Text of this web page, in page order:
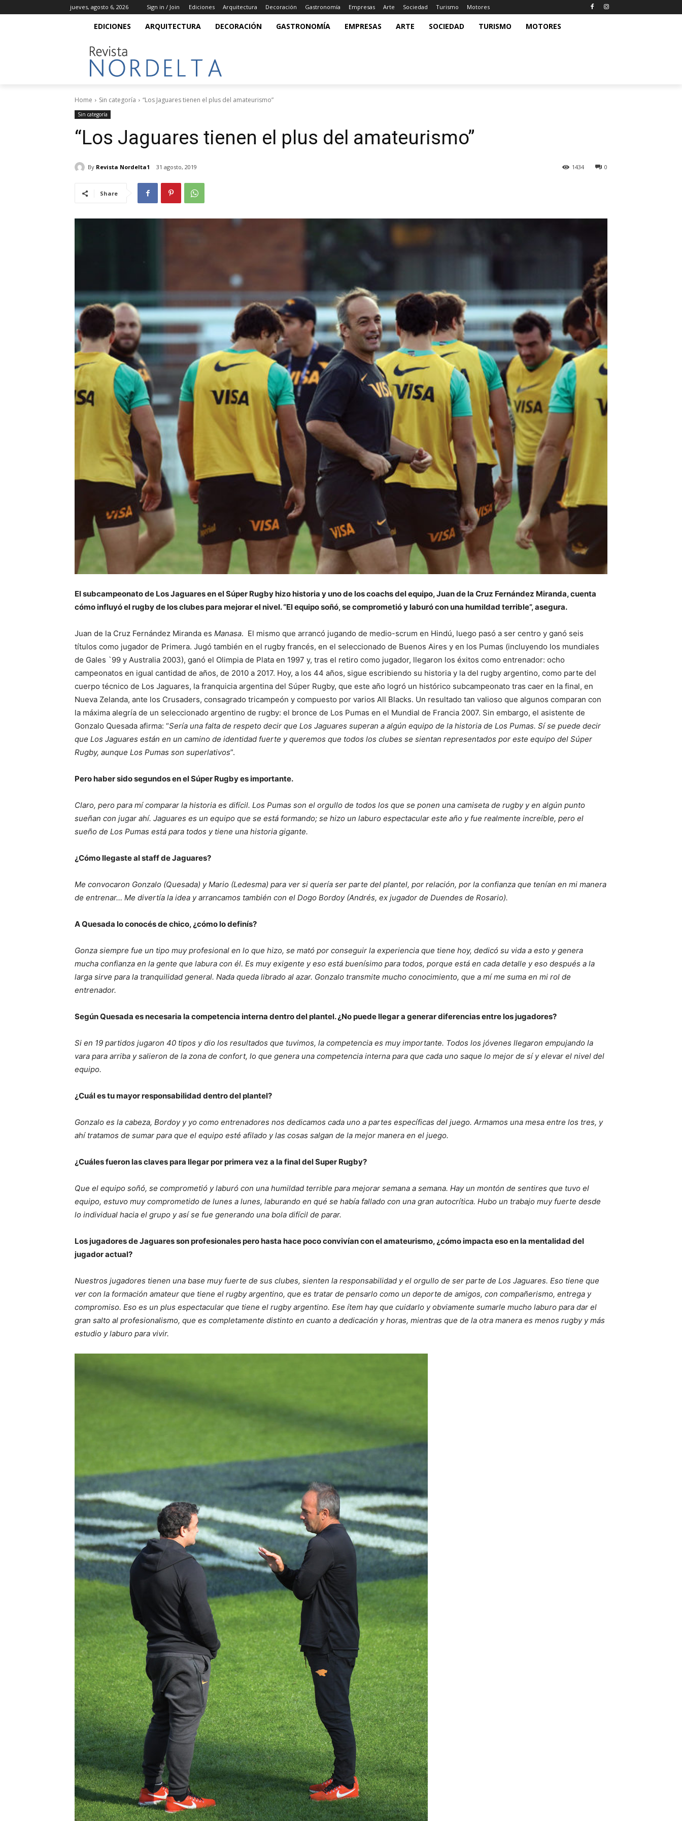
jueves, agosto 6, 2026 Sign in / Join Ediciones Arquitectura Decoración Gastronomía Empresas Arte Sociedad Turismo Motores
EDICIONES ARQUITECTURA DECORACIÓN GASTRONOMÍA EMPRESAS ARTE SOCIEDAD TURISMO MOTORES
Home Sin categoría “Los Jaguares tienen el plus del amateurismo”
Sin categoría
“Los Jaguares tienen el plus del amateurismo”
By Revista Nordelta1 31 agosto, 2019 0
1434
Share
El subcampeonato de Los Jaguares en el Súper Rugby hizo historia y uno de los coachs del equipo, Juan de la Cruz Fernández Miranda, cuenta
cómo influyó el rugby de los clubes para mejorar el nivel. “El equipo soñó, se comprometió y laburó con una humildad terrible”, asegura.
Juan de la Cruz Fernández Miranda es Manasa. El mismo que arrancó jugando de medio-scrum en Hindú, luego pasó a ser centro y ganó seis
títulos como jugador de Primera. Jugó también en el rugby francés, en el seleccionado de Buenos Aires y en los Pumas (incluyendo los mundiales
de Gales `99 y Australia 2003), ganó el Olimpia de Plata en 1997 y, tras el retiro como jugador, llegaron los éxitos como entrenador: ocho
campeonatos en igual cantidad de años, de 2010 a 2017. Hoy, a los 44 años, sigue escribiendo su historia y la del rugby argentino, como parte del
cuerpo técnico de Los Jaguares, la franquicia argentina del Súper Rugby, que este año logró un histórico subcampeonato tras caer en la final, en
Nueva Zelanda, ante los Crusaders, consagrado tricampeón y compuesto por varios All Blacks. Un resultado tan valioso que algunos comparan con
la máxima alegría de un seleccionado argentino de rugby: el bronce de Los Pumas en el Mundial de Francia 2007. Sin embargo, el asistente de
Gonzalo Quesada afirma: “Sería una falta de respeto decir que Los Jaguares superan a algún equipo de la historia de Los Pumas. Sí se puede decir
que Los Jaguares están en un camino de identidad fuerte y queremos que todos los clubes se sientan representados por este equipo del Súper
Rugby, aunque Los Pumas son superlativos”.
Pero haber sido segundos en el Súper Rugby es importante.
Claro, pero para mí comparar la historia es difícil. Los Pumas son el orgullo de todos los que se ponen una camiseta de rugby y en algún punto
sueñan con jugar ahí. Jaguares es un equipo que se está formando; se hizo un laburo espectacular este año y fue realmente increíble, pero el
sueño de Los Pumas está para todos y tiene una historia gigante.
¿Cómo llegaste al staff de Jaguares?
Me convocaron Gonzalo (Quesada) y Mario (Ledesma) para ver si quería ser parte del plantel, por relación, por la confianza que tenían en mi manera
de entrenar… Me divertía la idea y arrancamos también con el Dogo Bordoy (Andrés, ex jugador de Duendes de Rosario).
A Quesada lo conocés de chico, ¿cómo lo definís?
Gonza siempre fue un tipo muy profesional en lo que hizo, se mató por conseguir la experiencia que tiene hoy, dedicó su vida a esto y genera
mucha confianza en la gente que labura con él. Es muy exigente y eso está buenísimo para todos, porque está en cada detalle y eso después a la
larga sirve para la tranquilidad general. Nada queda librado al azar. Gonzalo transmite mucho conocimiento, que a mí me suma en mi rol de
entrenador.
Según Quesada es necesaria la competencia interna dentro del plantel. ¿No puede llegar a generar diferencias entre los jugadores?
Si en 19 partidos jugaron 40 tipos y dio los resultados que tuvimos, la competencia es muy importante. Todos los jóvenes llegaron empujando la
vara para arriba y salieron de la zona de confort, lo que genera una competencia interna para que cada uno saque lo mejor de sí y elevar el nivel del
equipo.
¿Cuál es tu mayor responsabilidad dentro del plantel?
Gonzalo es la cabeza, Bordoy y yo como entrenadores nos dedicamos cada uno a partes específicas del juego. Armamos una mesa entre los tres, y
ahí tratamos de sumar para que el equipo esté afilado y las cosas salgan de la mejor manera en el juego.
¿Cuáles fueron las claves para llegar por primera vez a la final del Super Rugby?
Que el equipo soñó, se comprometió y laburó con una humildad terrible para mejorar semana a semana. Hay un montón de sentires que tuvo el
equipo, estuvo muy comprometido de lunes a lunes, laburando en qué se había fallado con una gran autocrítica. Hubo un trabajo muy fuerte desde
lo individual hacia el grupo y así se fue generando una bola difícil de parar.
Los jugadores de Jaguares son profesionales pero hasta hace poco convivían con el amateurismo, ¿cómo impacta eso en la mentalidad del
jugador actual?
Nuestros jugadores tienen una base muy fuerte de sus clubes, sienten la responsabilidad y el orgullo de ser parte de Los Jaguares. Eso tiene que
ver con la formación amateur que tiene el rugby argentino, que es tratar de pensarlo como un deporte de amigos, con compañerismo, entrega y
compromiso. Eso es un plus espectacular que tiene el rugby argentino. Ese ítem hay que cuidarlo y obviamente sumarle mucho laburo para dar el
gran salto al profesionalismo, que es completamente distinto en cuanto a dedicación y horas, mientras que de la otra manera es menos rugby y más
estudio y laburo para vivir.